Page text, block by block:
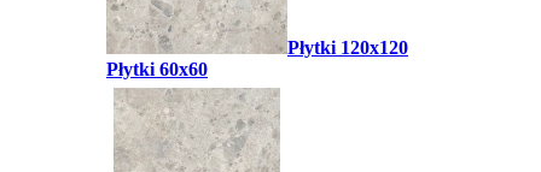
Płytki 120x120
Płytki 60x60